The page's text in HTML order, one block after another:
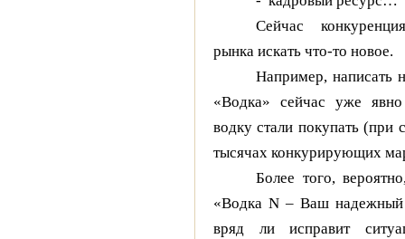
Сейчас
рынка искать что-то новое.
Например, написать
«Водка» сейчас уже
водку стали покупать
тысячах конкурирующих
Более того,
«Водка N – Ваш
вряд ли исправит